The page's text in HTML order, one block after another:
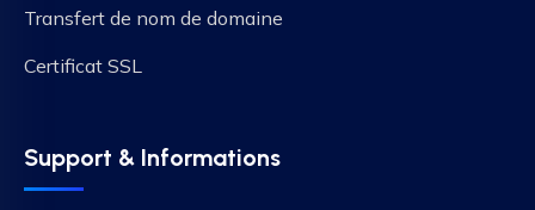
Transfert de nom de domaine
Certificat SSL
Support & Informations